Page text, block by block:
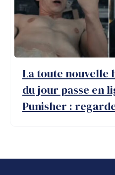
La toute nouvelle
du jour passe en
Punisher :